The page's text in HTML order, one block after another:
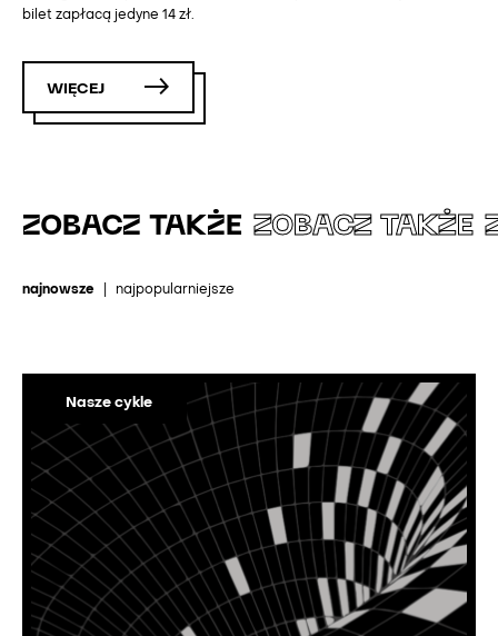
bilet zapłacą jedyne 14 zł.
WIĘCEJ
ZOBACZ TAKŻE ZOBACZ TAKŻE
najnowsze najpopularniejsze
Nasze cykle